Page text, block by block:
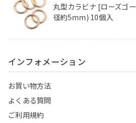
丸型カラビナ [ローズゴ
径約5mm) 10個入
インフォメーション
お買い物方法
よくある質問
ご利用規約